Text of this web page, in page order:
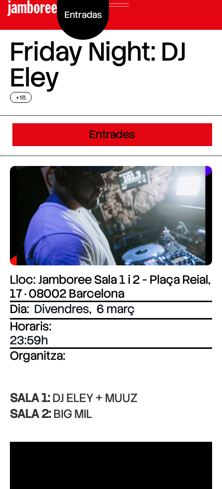
Entradas
Friday Night: DJ
Eley
+18
Entrades
Lloc: Jamboree Sala 1 i 2 - Plaça Reial,
17 · 08002 Barcelona
Dia: Divendres, 6 març
Horaris:
23:59
Organitza:
SALA 1:DJ ELEY + MUUZ
SALA 2:BIG MIL